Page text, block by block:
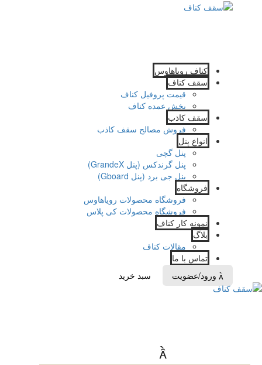
کناف رویاهاوس
سقف کناف
قیمت پروفیل کناف
پخش عمده کناف
سقف کاذب
فروش مصالح سقف کاذب
انواع پنل
پنل گچی
پنل گرندکس (پنل GrandeX)
پنل جی برد (پنل Gboard)
فروشگاه
فروشگاه محصولات رویاهاوس
فروشگاه محصولات کی پلاس
نمونه کار کناف
بلاگ
مقالات کناف
تماس با ما
 ورود/عضویت سبد خرید
